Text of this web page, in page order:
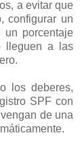
a evitar que
configurar un
porcentaje
lleguen a las
los deberes,
SPF con
de una